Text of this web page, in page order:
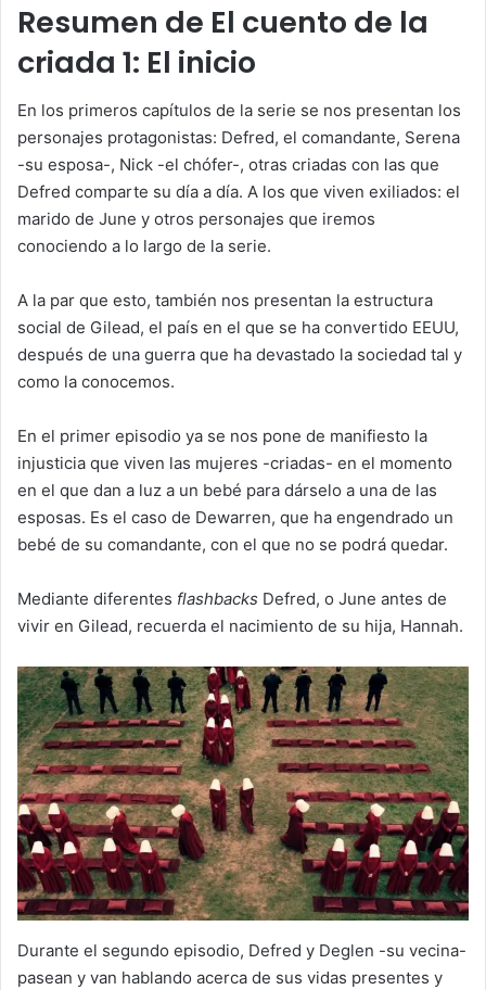
Resumen de El cuento de la
criada 1: El inicio
En los primeros capítulos de la serie se nos presentan los
personajes protagonistas: Defred, el comandante, Serena
-su esposa-, Nick -el chófer-, otras criadas con las que
Defred comparte su día a día. A los que viven exiliados: el
marido de June y otros personajes que iremos
conociendo a lo largo de la serie.
A la par que esto, también nos presentan la estructura
social de Gilead, el país en el que se ha convertido EEUU,
después de una guerra que ha devastado la sociedad tal y
como la conocemos.
En el primer episodio ya se nos pone de manifiesto la
injusticia que viven las mujeres -criadas- en el momento
en el que dan a luz a un bebé para dárselo a una de las
esposas. Es el caso de Dewarren, que ha engendrado un
bebé de su comandante, con el que no se podrá quedar.
Mediante diferentes flashbacks Defred, o June antes de
vivir en Gilead, recuerda el nacimiento de su hija, Hannah.
Durante el segundo episodio, Defred y Deglen -su vecina-
pasean y van hablando acerca de sus vidas presentes y